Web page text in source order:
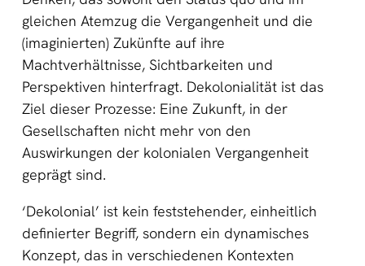
gleichen Atemzug die Vergangenheit und die
(imaginierten) Zukünfte auf ihre
Machtverhältnisse, Sichtbarkeiten und
Perspektiven hinterfragt. Dekolonialität ist das
Ziel dieser Prozesse: Eine Zukunft, in der
Gesellschaften nicht mehr von den
Auswirkungen der kolonialen Vergangenheit
geprägt sind.
‘Dekolonial’ ist kein feststehender, einheitlich
definierter Begriff, sondern ein dynamisches
Konzept, das in verschiedenen Kontexten